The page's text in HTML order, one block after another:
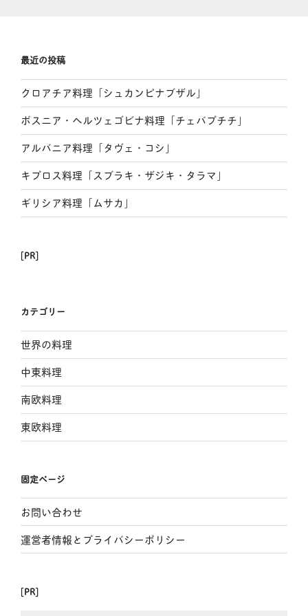
最近の投稿
クロアチア料理「シュカンピナブザル」
ボスニア・ヘルツェゴビナ料理「チェバプチチ」
アルバニア料理「タヴェ・コシ」
キプロス料理「スブラキ・ザジキ・タラマ」
ギリシア料理「ムサカ」
[PR]
カテゴリー
世界の料理
中東料理
南欧料理
東欧料理
固定ページ
お問い合わせ
運営者情報とプライバシーポリシー
[PR]